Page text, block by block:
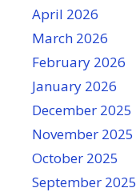
April 2026
March 2026
February 2026
January 2026
December 2025
November 2025
October 2025
September 2025